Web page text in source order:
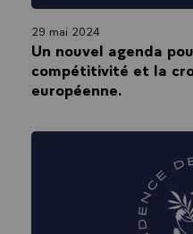
29 mai 2024
Un nouvel agenda
compétitivité et la
européenne.